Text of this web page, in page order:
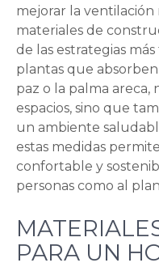
mejorar la
materiales de
de las estrategias
plantas que
paz o la palma areca,
espacios, sino que
un ambiente
estas medidas
confortable y
personas como al
PARA UN